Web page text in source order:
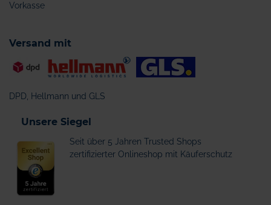
Vorkasse
Versand mit
DPD, Hellmann und GLS
Unsere Siegel
Seit über 5 Jahren Trusted Shops
zertifizierter Onlineshop mit Käuferschutz